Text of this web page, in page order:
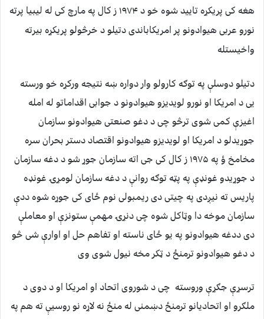
هغه کی پریکړه تایید شوه خو د ۱۹۷۴ ز کال په مارچ کی له لیبیا پرته
نورو عربی هیوادونو پر امریکاباندی دتیلو د خرڅولو پریکړه بیرته
واخیستله
دتیلو دوسلې په توګه کارولو وار دواره ښه نتیجه ورکړه خو ورسته
یی د امریکا او نورو لویدیزو هیوادونو د جوابی اقداماتو له امله
اغیزې کمی شوی ترڅو چی د دغو صنعتی هیوادونو سازمان
جوړیدلو د امریکا او لویدیزو هیوادونو اقتصاد دستر بحران سره
مخامخ ؤ په ۱۹۷۵ ز کال کی جی اته سازمان جوړ شو د دغه سازمان
د جوړیدو غونډې په پټه توګه روانې د دغه سازمان لومړۍ غونډه
پاریس ته نیږدی په چیتی دی ریمبولی نوم ځای کی جوړه شوه ددې
سازمان موخه دا وټاکل شوه چی دنړۍ مهمې ستونزې او معاملې
دی ددغه هیوادونو په یو ځای ناسته او تفاهم حل او اوارې شی څو
د دغو هیوادونو ترمنځ د ټکر مخه نیول شوی وی
ترسړې جګړې وروسته چی د شوروی اتحاد او امریکا او د دوی د
ملګرو او اتحادیانو ترمنځ دښمنی له منځ نه لاړه نو روسیې ته هم په